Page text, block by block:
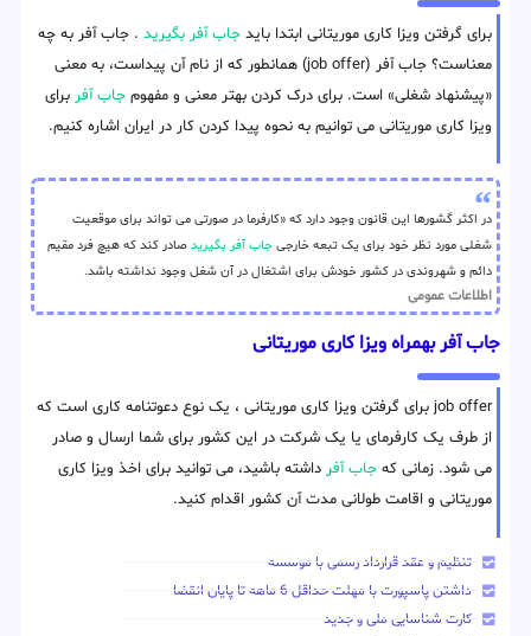
برای گرفتن ویزا کاری موریتانی ابتدا باید جاب آفر بگیرید . جاب آفر به چه
معناست؟ جاب آفر (job offer) همانطور که از نام آن پیداست، به معنی
«پیشنهاد شغلی» است. برای درک کردن بهتر معنی و مفهوم جاب آفر برای
ویزا کاری موریتانی می توانیم به نحوه پیدا کردن کار در ایران اشاره کنیم.
در اکثر گشورها این قانون وجود دارد که «کارفرما در صورتی می تواند برای موقعیت
شغلی مورد نظر خود برای یک تبعه خارجی جاب آفر بگیرید صادر کند که هیچ فرد مقیم
دائم و شهروندی در کشور خودش برای اشتغال در آن شغل وجود نداشته باشد.
اطلاعات عمومی
جاب آفر بهمراه ویزا کاری موریتانی
job offer برای گرفتن ویزا کاری موریتانی ، یک نوع دعوتنامه کاری است که
از طرف یک کارفرمای یا یک شرکت در این کشور برای شما ارسال و صادر
می شود. زمانی که جاب آفر داشته باشید، می توانید برای اخذ ویزا کاری
موریتانی و اقامت طولانی مدت آن کشور اقدام کنید.
تنظیم و عقد قرارداد رسمی با موسسه
داشتن پاسپورت با مهلت حداقل 6 ماهه تا پایان انقضا
کارت شناسایی ملی و جدید